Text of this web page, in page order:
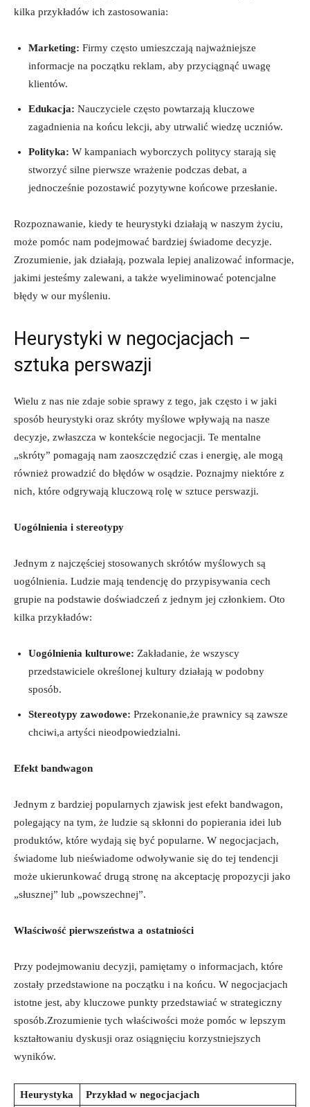
kilka przykładów ich zastosowania:
Marketing: Firmy często umieszczają najważniejsze
informacje na początku reklam, aby przyciągnąć uwagę
klientów.
Edukacja: Nauczyciele często powtarzają kluczowe
zagadnienia na końcu lekcji, aby utrwalić wiedzę uczniów.
Polityka: W kampaniach wyborczych politycy starają się
stworzyć silne pierwsze wrażenie podczas debat, a
jednocześnie pozostawić pozytywne końcowe przesłanie.
Rozpoznawanie, kiedy te heurystyki działają w naszym życiu,
może pomóc nam podejmować bardziej świadome decyzje.
Zrozumienie, jak działają, pozwala lepiej analizować informacje,
jakimi jesteśmy zalewani, a także wyeliminować potencjalne
błędy w our myśleniu.
Heurystyki w negocjacjach –
sztuka perswazji
Wielu z nas nie zdaje sobie sprawy z tego, jak często i w jaki
sposób heurystyki oraz skróty myślowe wpływają na nasze
decyzje, zwłaszcza w kontekście negocjacji. Te mentalne
„skróty” pomagają nam zaoszczędzić czas i energię, ale mogą
również prowadzić do błędów w osądzie. Poznajmy niektóre z
nich, które odgrywają kluczową rolę w sztuce perswazji.
Uogólnienia i stereotypy
Jednym z najczęściej stosowanych skrótów myślowych są
uogólnienia. Ludzie mają tendencję do przypisywania cech
grupie na podstawie doświadczeń z jednym jej członkiem. Oto
kilka przykładów:
Uogólnienia kulturowe: Zakładanie, że wszyscy
przedstawiciele określonej kultury działają w podobny
sposób.
Stereotypy zawodowe: Przekonanie,że prawnicy są zawsze
chciwi,a artyści nieodpowiedzialni.
Efekt bandwagon
Jednym z bardziej popularnych zjawisk jest efekt bandwagon,
polegający na tym, że ludzie są skłonni do popierania idei lub
produktów, które wydają się być popularne. W negocjacjach,
świadome lub nieświadome odwoływanie się do tej tendencji
może ukierunkować drugą stronę na akceptację propozycji jako
„słusznej” lub „powszechnej”.
Właściwość pierwszeństwa a ostatniości
Przy podejmowaniu decyzji, pamiętamy o informacjach, które
zostały przedstawione na początku i na końcu. W negocjacjach
istotne jest, aby kluczowe punkty przedstawiać w strategiczny
sposób.Zrozumienie tych właściwości może pomóc w lepszym
kształtowaniu dyskusji oraz osiągnięciu korzystniejszych
wyników.
Heurystyka Przykład w negocjacjach